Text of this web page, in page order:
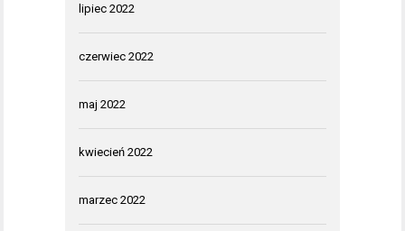
lipiec 2022
czerwiec 2022
maj 2022
kwiecień 2022
marzec 2022